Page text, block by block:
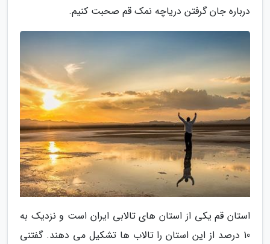
درباره جان گرفتن دریاچه نمک قم صحبت کنیم.
استان قم یکی از استان های تالابی ایران است و نزدیک به
10 درصد از این استان را تالاب ها تشکیل می دهند. گفتنی